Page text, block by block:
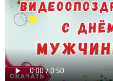
ПРАЗДНИКИ
С Днем рождения
Юбилей
Свадьба